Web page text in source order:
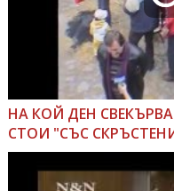
НА КОЙ ДЕН
СТОИ "СЪС